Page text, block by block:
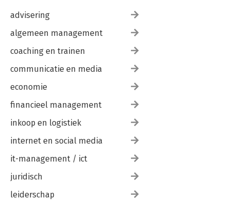
advisering
algemeen management
coaching en trainen
communicatie en media
economie
financieel management
inkoop en logistiek
internet en social media
it-management / ict
juridisch
leiderschap